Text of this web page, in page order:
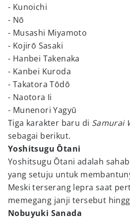
- Kunoichi
- Nō
- Musashi Miyamoto
- Kojirō Sasaki
- Hanbei Takenaka
- Kanbei Kuroda
- Takatora Tōdō
- Naotora Ii
- Munenori Yagyū
Tiga karakter baru di Samurai
sebagai berikut.
Yoshitsugu Ōtani
Yoshitsugu Ōtani adalah
yang setuju untuk
Meski terserang lepra saat
memegang janji tersebut
Nobuyuki Sanada